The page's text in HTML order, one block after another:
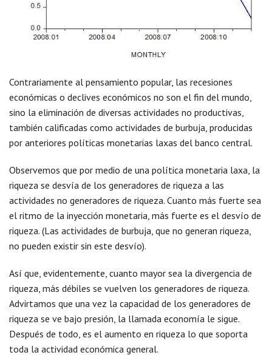
Contrariamente al pensamiento popular, las recesiones
económicas o declives económicos no son el fin del mundo,
sino la eliminación de diversas actividades no productivas,
también calificadas como actividades de burbuja, producidas
por anteriores políticas monetarias laxas del banco central.
Observemos que por medio de una política monetaria laxa, la
riqueza se desvía de los generadores de riqueza a las
actividades no generadores de riqueza. Cuanto más fuerte sea
el ritmo de la inyección monetaria, más fuerte es el desvío de
riqueza. (Las actividades de burbuja, que no generan riqueza,
no pueden existir sin este desvío).
Así que, evidentemente, cuanto mayor sea la divergencia de
riqueza, más débiles se vuelven los generadores de riqueza.
Advirtamos que una vez la capacidad de los generadores de
riqueza se ve bajo presión, la llamada economía le sigue.
Después de todo, es el aumento en riqueza lo que soporta
toda la actividad económica general.